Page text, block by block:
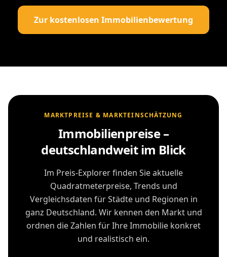
Zur kostenlosen Immobilienbewertung
MARKTPREISE & MARKTEINSCHÄTZUNG
Immobilienpreise –
deutschlandweit im Blick
Im Preis-Explorer finden Sie aktuelle
Quadratmeterpreise, Trends und
Vergleichsdaten für Städte und Regionen in
ganz Deutschland. Wir kennen den Markt und
ordnen die Zahlen für Ihre Immobilie konkret
und realistisch ein.